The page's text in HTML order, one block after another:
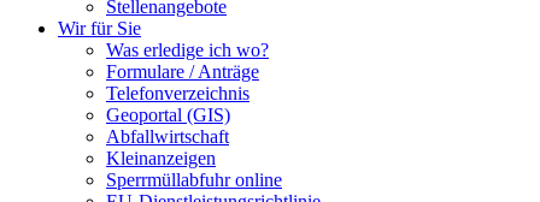
Stellenangebote
Wir für Sie
Was erledige ich wo?
Formulare / Anträge
Telefonverzeichnis
Geoportal (GIS)
Abfallwirtschaft
Kleinanzeigen
Sperrmüllabfuhr online